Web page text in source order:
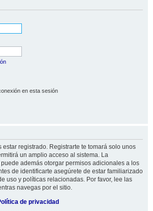
en esta sesión
estar registrado. Registrarte te tomará solo unos
un amplio acceso al sistema. La
además otorgar permisos adicionales a los
de identificarte asegúrete de estar familiarizado
uso y políticas relacionadas. Por favor, lee las
navegas por el sitio.
de privacidad